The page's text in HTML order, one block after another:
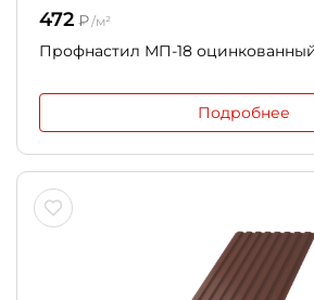
472 ₽/м²
Профнастил МП-18
Подробнее